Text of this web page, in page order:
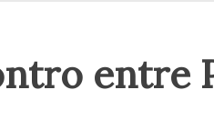
entre